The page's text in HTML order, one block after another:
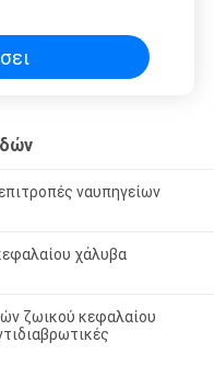
ναυπηγείων
χάλυβα
ζωικού κεφαλαίου